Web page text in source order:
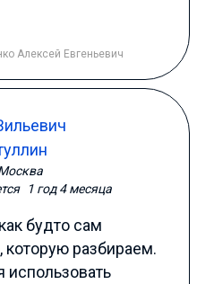
Алексей Евгеньевич
1 год 4 месяца
будто сам
которую разбираем.
использовать